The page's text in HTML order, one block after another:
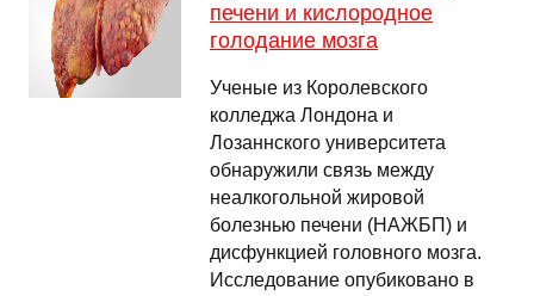
печени и кислородное
голодание мозга
Ученые из Королевского
колледжа Лондона и
Лозаннского университета
обнаружили связь между
неалкогольной жировой
болезнью печени (НАЖБП) и
дисфункцией головного мозга.
Исследование опубиковано в